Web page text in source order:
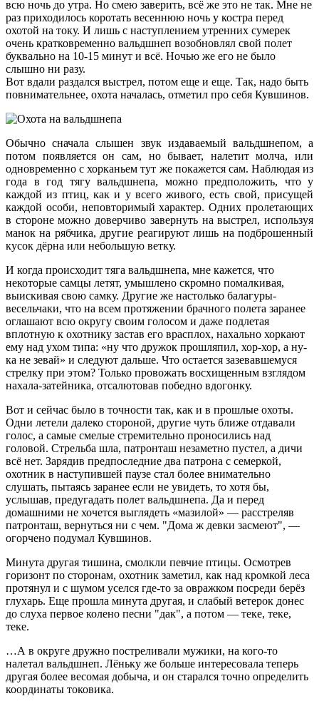
всю ночь до утра. Но смею заверить, всё же это не так. Мне не
раз приходилось коротать весеннюю ночь у костра перед
охотой на току. И лишь с наступлением утренних сумерек
очень кратковременно вальдшнеп возобновлял свой полет
буквально на 10-15 минут и всё. Ночью же его не было
слышно ни разу.
Вот вдали раздался выстрел, потом еще и еще. Так, надо быть
повнимательнее, охота началась, отметил про себя Кувшинов.
Обычно сначала слышен звук издаваемый вальдшнепом, а
потом появляется он сам, но бывает, налетит молча, или
одновременно с хорканьем тут же покажется сам. Наблюдая из
года в год тягу вальдшнепа, можно предположить, что у
каждой из птиц, как и у всего живого, есть свой, присущей
каждой особи, неповторимый характер. Одних пролетающих
в стороне можно доверчиво завернуть на выстрел, используя
манок на рябчика, другие реагируют лишь на подброшенный
кусок дёрна или небольшую ветку.
И когда происходит тяга вальдшнепа, мне кажется, что
некоторые самцы летят, умышлено скромно помалкивая,
выискивая свою самку. Другие же настолько балагуры-
весельчаки, что на всем протяжении брачного полета заранее
оглашают всю округу своим голосом и даже подлетая
вплотную к охотнику застав его врасплох, нахально хоркают
ему над ухом типа: «ну что дружок прошляпил, хор-хор, а ну-
ка не зевай» и следуют дальше. Что остается зазевавшемуся
стрелку при этом? Только провожать восхищенным взглядом
нахала-затейника, отсалютовав победно вдогонку.
Вот и сейчас было в точности так, как и в прошлые охоты.
Одни летели далеко стороной, другие чуть ближе отдавали
голос, а самые смелые стремительно проносились над
головой. Стрельба шла, патронташ незаметно пустел, а дичи
всё нет. Зарядив предпоследние два патрона с семеркой,
охотник в наступившей паузе стал более внимательно
слушать, пытаясь заранее если не увидеть, то хотя бы,
услышав, предугадать полет вальдшнепа. Да и перед
домашними не хочется выглядеть «мазилой» — расстреляв
патронташ, вернуться ни с чем. "Дома ж девки засмеют", —
огорчено подумал Кувшинов.
Минута другая тишина, смолкли певчие птицы. Осмотрев
горизонт по сторонам, охотник заметил, как над кромкой леса
протянул и с шумом уселся где-то за овражком посреди берёз
глухарь. Еще прошла минута другая, и слабый ветерок донес
до слуха первое колено песни "дак", а потом — теке, теке,
теке.
…А в округе дружно постреливали мужики, на кого-то
налетал вальдшнеп. Лёньку же больше интересовала теперь
другая более весомая добыча, и он старался точно определить
координаты токовика.